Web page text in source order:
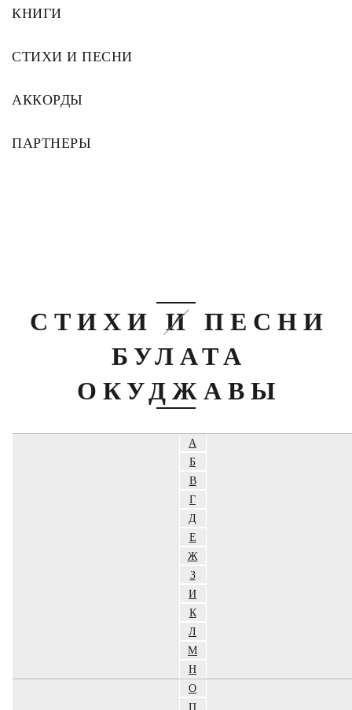
КНИГИ
СТИХИ И ПЕСНИ
АККОРДЫ
ПАРТНЕРЫ
СТИХИ И ПЕСНИ
БУЛАТА
ОКУДЖАВЫ
А
Б
В
Г
Д
Е
Ж
З
И
К
Л
М
Н
О
П